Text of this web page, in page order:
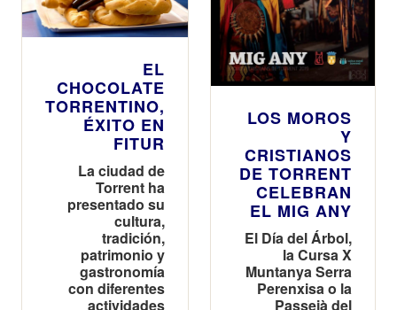
EL
CHOCOLATE
TORRENTINO,
ÉXITO EN
FITUR
La ciudad de
Torrent ha
presentado su
cultura,
tradición,
patrimonio y
gastronomía
con diferentes
actividades
LOS MOROS
Y
CRISTIANOS
DE TORRENT
CELEBRAN
EL MIG ANY
El Día del Árbol,
la Cursa X
Muntanya Serra
Perenxisa o la
Passejà del